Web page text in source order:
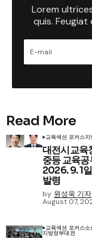
Lorem
quis.
Read More
교육섹션 포커스지
대전시교육
중등 교육
2026. 9. 1
발령
by 원성욱 기자
August 07,
교육섹션 포커스소
지방정부대전